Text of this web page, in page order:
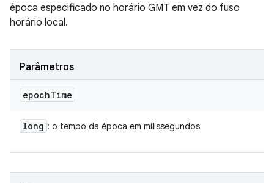
época especificado no horário GMT em vez do fuso
horário local.
Parâmetros
epochTime
long : o tempo da época em milissegundos